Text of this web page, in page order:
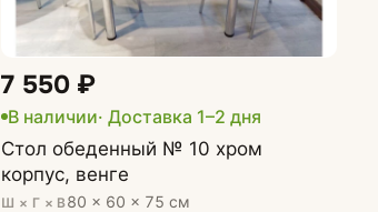
7 550 ₽
В наличии· Доставка 1–2 дня
Стол обеденный № 10 хром
корпус, венге
Ш × Г × В80 × 60 × 75 см